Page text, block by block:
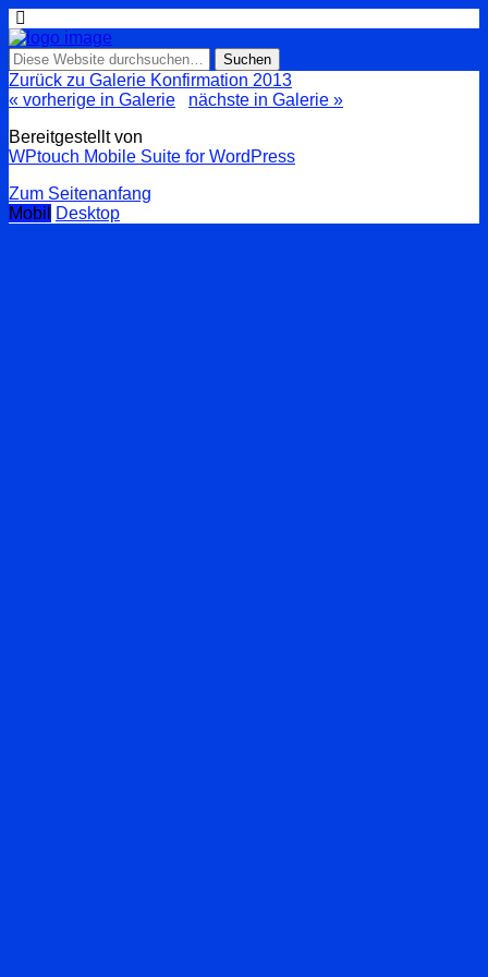
Zurück zu Galerie Konfirmation 2013
« vorherige in Galerie
nächste in Galerie »
Bereitgestellt von
WPtouch Mobile Suite for WordPress
Zum Seitenanfang
Mobil
Desktop